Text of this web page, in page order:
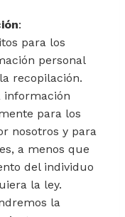
:
para los
personal
recopilación.
información
para los
nosotros y para
a menos que
del individuo
la ley.
la